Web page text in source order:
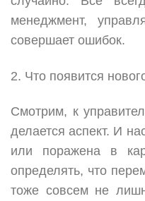
менеджмент,
совершает ошибок.
2. Что появится
Смотрим, к
делается аспект. И
или поражена в
определять, что
тоже совсем не